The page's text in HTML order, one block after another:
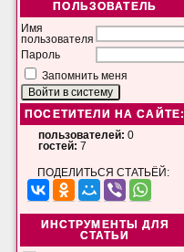
ПОЛЬЗОВАТЕЛЬ
Имя
пользователя
Пароль
Запомнить меня
ПОСЕТИТЕЛИ НА САЙТЕ:
пользователей: 0
гостей: 7
ПОДЕЛИТЬСЯ СТАТЬЁЙ:
ИНСТРУМЕНТЫ ДЛЯ
СТАТЬИ